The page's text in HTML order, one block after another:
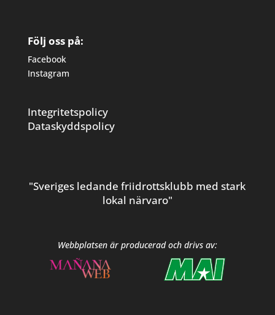
Följ oss på:
Facebook
Instagram
Integritetspolicy
Dataskyddspolicy
"Sveriges ledande friidrottsklubb med stark
lokal närvaro"
Webbplatsen är producerad och drivs av: